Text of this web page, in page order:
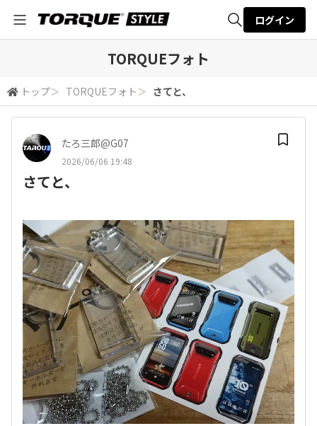
検索
ログイン
TORQUEフォト
トップ＞ TORQUEフォト ＞ さてと、
たろ三郎@G07
2026/06/06 19:48
さてと、